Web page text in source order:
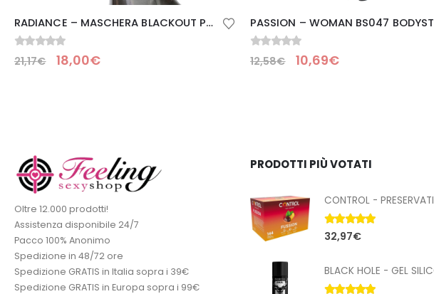
PASSION – WOMAN BS047 BODYSTOCKING NERO TAGLIA UNICA
0Su 5
12,58€ 10,69€
ME-SEDUCE – AISHA SET NERO S/M
0Su 5
61,50€ 52,28€
Oltre 12.000 prodotti!
Assistenza disponibile 24/7
Pacco 100% Anonimo
Spedizione in 48/72 ore
Spedizione GRATIS in Italia sopra i 39€
Spedizione GRATIS in Europa sopra i 99€
PRODOTTI PIÙ VOTATI
5.00Su 5
32,97€